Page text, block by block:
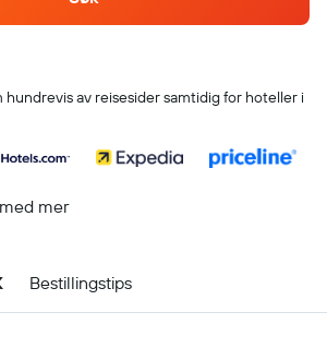
hundrevis av reisesider samtidig for hoteller i
med mer
Bestillingstips